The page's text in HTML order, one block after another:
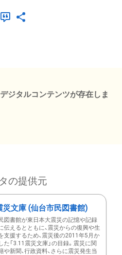
ジタルコンテンツが存在しま
の提供元
災文庫 (仙台市民図書館)
図書館が東日本大震災の記憶や記録
伝えるとともに、震災からの復興や生
支援するため、震災後の2011年5月か
た「3.11震災文庫」の目録。震災に関
や新聞、行政資料、さらに震災発生当